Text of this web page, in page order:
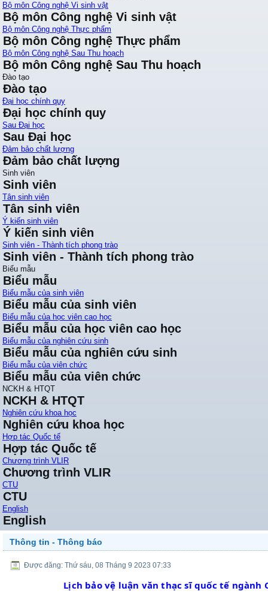
Bộ môn Công nghệ Vi sinh vật
Bộ môn Công nghệ Vi sinh vật
Bộ môn Công nghệ Thực phẩm
Bộ môn Công nghệ Thực phẩm
Bộ môn Công nghệ Sau Thu hoạch
Bộ môn Công nghệ Sau Thu hoạch
Đào tạo
Đào tạo
Đại học chính quy
Đại học chính quy
Sau Đại học
Sau Đại học
Đảm bảo chất lượng
Đảm bảo chất lượng
Sinh viên
Sinh viên
Tân sinh viên
Tân sinh viên
Ý kiến sinh viên
Ý kiến sinh viên
Sinh viên - Thành tích phong trào
Sinh viên - Thành tích phong trào
Biểu mẫu
Biểu mẫu
Biểu mẫu của sinh viên
Biểu mẫu của sinh viên
Biểu mẫu của học viên cao học
Biểu mẫu của học viên cao học
Biểu mẫu của nghiên cứu sinh
Biểu mẫu của nghiên cứu sinh
Biểu mẫu của viên chức
Biểu mẫu của viên chức
NCKH & HTQT
NCKH & HTQT
Nghiên cứu khoa học
Nghiên cứu khoa học
Hợp tác Quốc tế
Hợp tác Quốc tế
Chương trình VLIR
Chương trình VLIR
CTU
CTU
English
English
Thông tin - Thông báo
Được đăng: Thứ sáu, 08 Tháng 9 2023 07:33
Lịch bảo vệ luận văn thạc sĩ quốc tế ngành